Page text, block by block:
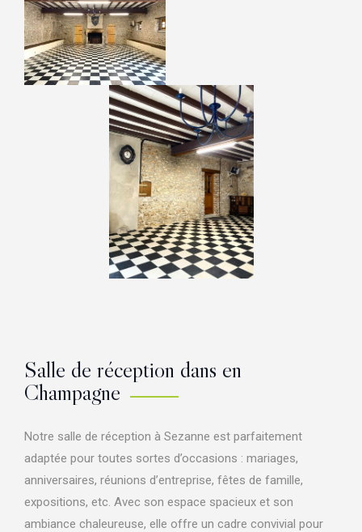
Salle de réception dans en
Champagne
Notre salle de réception à Sezanne est parfaitement
adaptée pour toutes sortes d’occasions : mariages,
anniversaires, réunions d’entreprise, fêtes de famille,
expositions, etc. Avec son espace spacieux et son
ambiance chaleureuse, elle offre un cadre convivial pour